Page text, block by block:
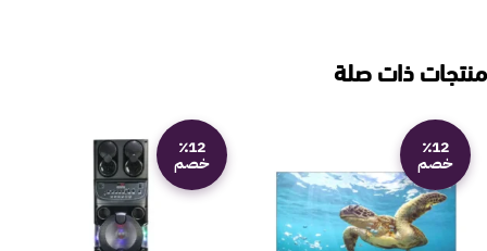
منتجات ذات صلة
٪12
خصم
٪12
خصم